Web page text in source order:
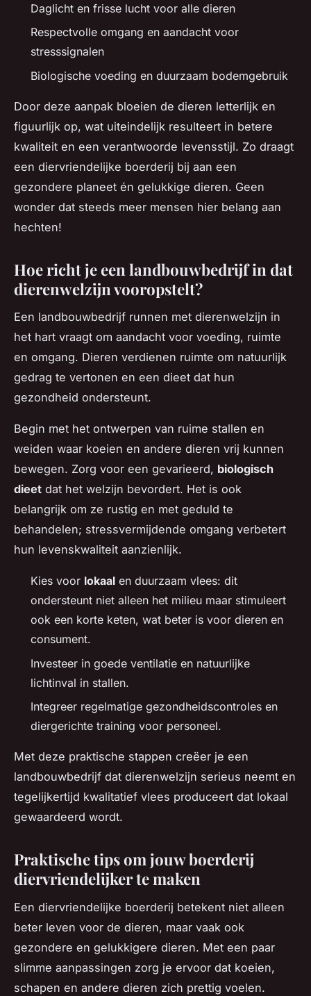
Daglicht en frisse lucht voor alle dieren
Respectvolle omgang en aandacht voor
stresssignalen
Biologische voeding en duurzaam bodemgebruik
Door deze aanpak bloeien de dieren letterlijk en
figuurlijk op, wat uiteindelijk resulteert in betere
kwaliteit en een verantwoorde levensstijl. Zo draagt
een diervriendelijke boerderij bij aan een
gezondere planeet én gelukkige dieren. Geen
wonder dat steeds meer mensen hier belang aan
hechten!
Hoe richt je een landbouwbedrijf in dat
dierenwelzijn vooropstelt?
Een landbouwbedrijf runnen met dierenwelzijn in
het hart vraagt om aandacht voor voeding, ruimte
en omgang. Dieren verdienen ruimte om natuurlijk
gedrag te vertonen en een dieet dat hun
gezondheid ondersteunt.
Begin met het ontwerpen van ruime stallen en
weiden waar koeien en andere dieren vrij kunnen
bewegen. Zorg voor een gevarieerd, biologisch
dieet dat het welzijn bevordert. Het is ook
belangrijk om ze rustig en met geduld te
behandelen; stressvermijdende omgang verbetert
hun levenskwaliteit aanzienlijk.
Kies voor lokaal en duurzaam vlees: dit
ondersteunt niet alleen het milieu maar stimuleert
ook een korte keten, wat beter is voor dieren en
consument.
Investeer in goede ventilatie en natuurlijke
lichtinval in stallen.
Integreer regelmatige gezondheidscontroles en
diergerichte training voor personeel.
Met deze praktische stappen creëer je een
landbouwbedrijf dat dierenwelzijn serieus neemt en
tegelijkertijd kwalitatief vlees produceert dat lokaal
gewaardeerd wordt.
Praktische tips om jouw boerderij
diervriendelijker te maken
Een diervriendelijke boerderij betekent niet alleen
beter leven voor de dieren, maar vaak ook
gezondere en gelukkigere dieren. Met een paar
slimme aanpassingen zorg je ervoor dat koeien,
schapen en andere dieren zich prettig voelen.